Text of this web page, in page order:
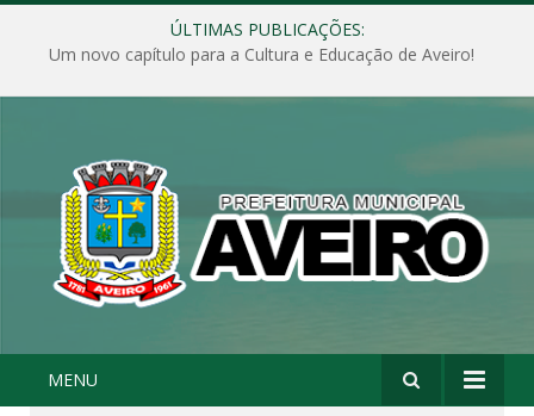
ÚLTIMAS PUBLICAÇÕES:
Um novo capítulo para a Cultura e Educação de Aveiro!
MENU